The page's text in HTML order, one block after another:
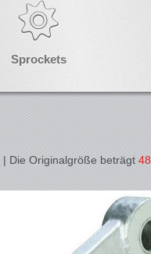
Sprockets
| Die Originalgröße beträgt